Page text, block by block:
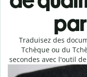
Traduisez des
Tchèque ou du
secondes avec l'outil